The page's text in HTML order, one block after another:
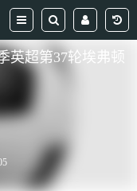
英超第37轮埃弗顿